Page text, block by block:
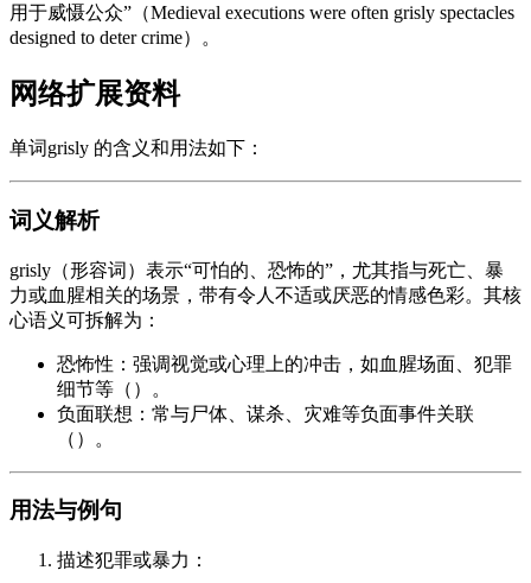
用于威慑公众”（Medieval executions were often grisly spectacles
designed to deter crime）。
网络扩展资料
单词grisly 的含义和用法如下：
词义解析
grisly（形容词）表示“可怕的、恐怖的”，尤其指与死亡、暴
力或血腥相关的场景，带有令人不适或厌恶的情感色彩。其核
心语义可拆解为：
恐怖性：强调视觉或心理上的冲击，如血腥场面、犯罪
细节等（）。
负面联想：常与尸体、谋杀、灾难等负面事件关联
（）。
用法与例句
描述犯罪或暴力：